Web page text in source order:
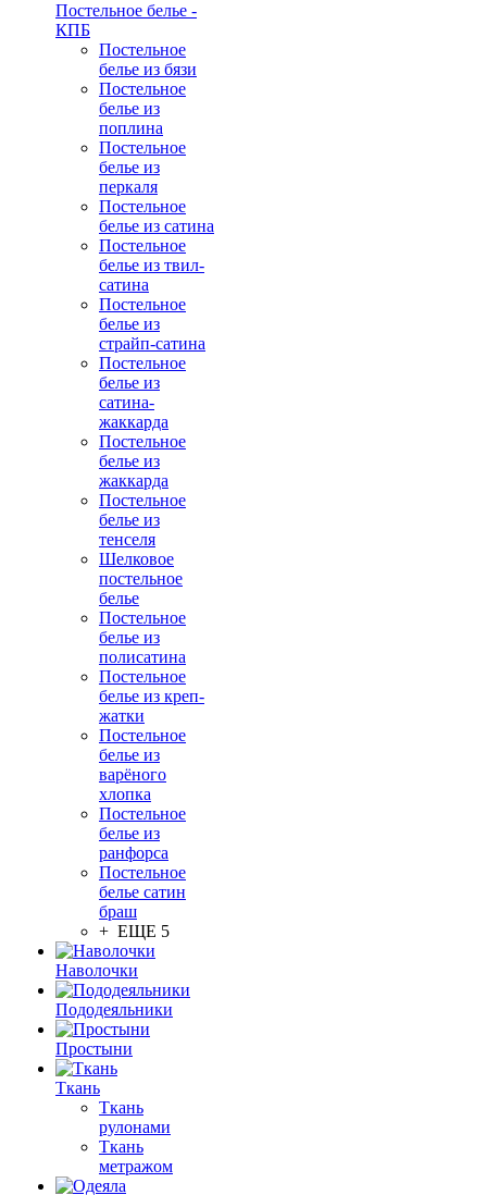
Постельное белье -
КПБ
Постельное
белье из бязи
Постельное
белье из
поплина
Постельное
белье из
перкаля
Постельное
белье из сатина
Постельное
белье из твил-
сатина
Постельное
белье из
страйп-сатина
Постельное
белье из
сатина-
жаккарда
Постельное
белье из
жаккарда
Постельное
белье из
тенселя
Шелковое
постельное
белье
Постельное
белье из
полисатина
Постельное
белье из креп-
жатки
Постельное
белье из
варёного
хлопка
Постельное
белье из
ранфорса
Постельное
белье сатин
браш
+ ЕЩЕ 5
Наволочки
Пододеяльники
Простыни
Ткань
Ткань
рулонами
Ткань
метражом